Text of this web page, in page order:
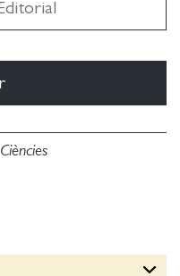
Ciències